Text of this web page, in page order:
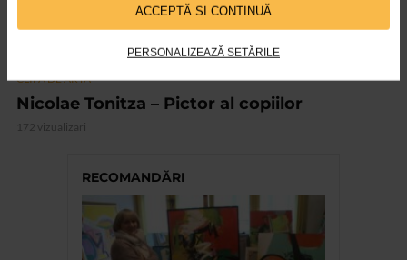
ACCEPTĂ SI CONTINUĂ
PERSONALIZEAZĂ SETĂRILE
CLIPA DE ARTA
Nicolae Tonitza – Pictor al copiilor
172 vizualizari
RECOMANDĂRI